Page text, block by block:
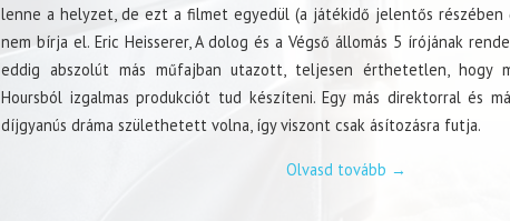
lenne a helyzet, de ezt a filmet egyedül (a játékidő jelentős részében
nem bírja el. Eric Heisserer, A dolog és a Végső állomás 5 írójának
eddig abszolút más műfajban utazott, teljesen érthetetlen, hogy
Hoursból izgalmas produkciót tud készíteni. Egy más direktorral és
díjgyanús dráma születhetett volna, így viszont csak ásítozásra futja.
Olvasd tovább →